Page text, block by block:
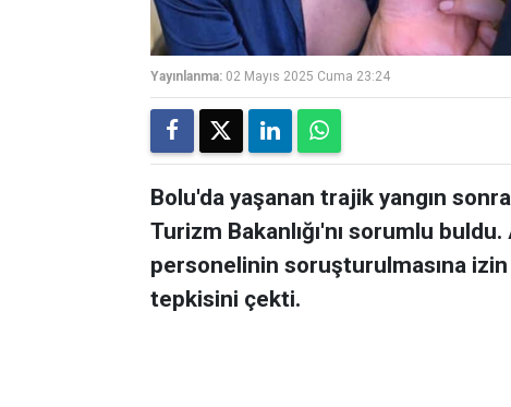
Yayınlanma: 02 Mayıs 2025 Cuma 23:24
Bolu'da yaşanan trajik yangın
Turizm Bakanlığı'nı sorumlu
personelinin soruşturulmasına
tepkisini çekti.